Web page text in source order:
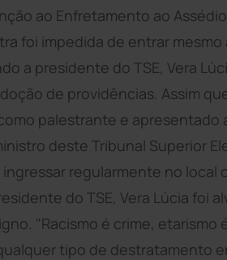
ao Enfretamento ao
foi impedida de entrar
a presidente do TSE, Vera
de providências. Assim
palestrante e apresentado
deste Tribunal Superior
regularmente no local
do TSE, Vera Lúcia foi
"Racismo é crime, etarismo
tipo de destratamento